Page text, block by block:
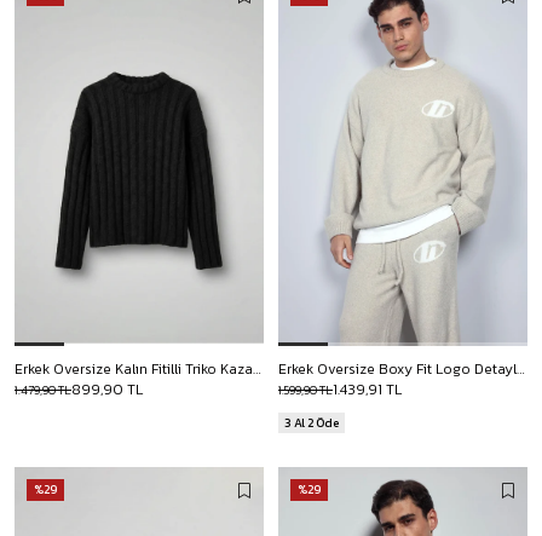
Erkek Oversize Kalın Fitilli Triko Kazak Siyah
899,90 TL
1.479,90 TL
Erkek Oversize Boxy Fit Logo Detaylı Tüylü Kazak Bej
1.439,91 TL
1.599,90 TL
3 Al 2 Öde
%29 %29